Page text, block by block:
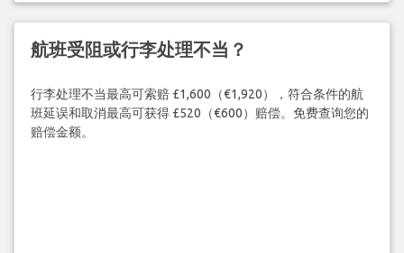
航班受阻或行李处理不当？
行李处理不当最高可索赔 £1,600（€1,920），符合条件的航
班延误和取消最高可获得 £520（€600）赔偿。免费查询您的
赔偿金额。